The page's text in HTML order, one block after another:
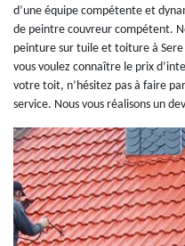
d’une équipe compétente et
de peintre couvreur compétent.
peinture sur tuile et toiture à
vous voulez connaître le prix
votre toit, n’hésitez pas à faire
service. Nous vous réalisons un